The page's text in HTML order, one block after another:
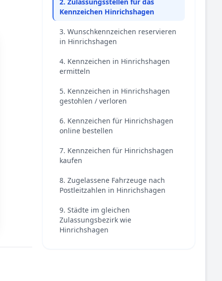
Kennzeichen Hinrichshagen
3. Wunschkennzeichen reservieren
in Hinrichshagen
4. Kennzeichen in Hinrichshagen
ermitteln
5. Kennzeichen in Hinrichshagen
gestohlen / verloren
6. Kennzeichen für Hinrichshagen
online bestellen
7. Kennzeichen für Hinrichshagen
kaufen
8. Zugelassene Fahrzeuge nach
Postleitzahlen in Hinrichshagen
9. Städte im gleichen
Zulassungsbezirk wie
Hinrichshagen